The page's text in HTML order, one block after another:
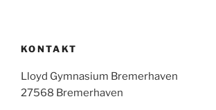
KONTAKT
Lloyd Gymnasium Bremerhaven
27568 Bremerhaven